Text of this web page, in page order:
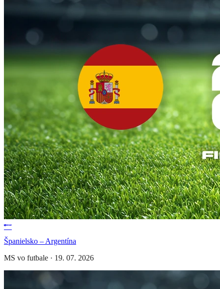
Španielsko – Argentína
MS vo futbale · 19. 07. 2026